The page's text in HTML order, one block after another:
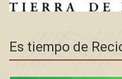
Es tiempo de